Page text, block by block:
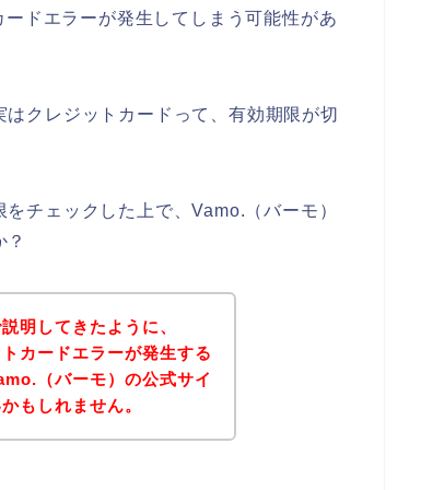
ドエラーが発生してしまう可能性があ
クレジットカードって、有効期限が切
チェックした上で、Vamo.（バーモ）
明してきたように、
カードエラーが発生する
（バーモ）の公式サイ
もしれません。